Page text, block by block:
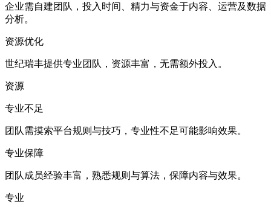
企业需自建团队，投入时间、精力与资金于内容、运营及数据
分析。
资源优化
世纪瑞丰提供专业团队，资源丰富，无需额外投入。
资源
专业不足
团队需摸索平台规则与技巧，专业性不足可能影响效果。
专业保障
团队成员经验丰富，熟悉规则与算法，保障内容与效果。
专业